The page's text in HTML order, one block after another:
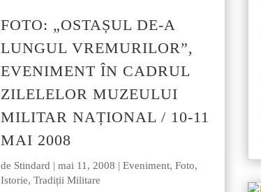
FOTO: „OSTAȘUL DE-A
LUNGUL VREMURILOR”,
EVENIMENT ÎN CADRUL
ZILELELOR MUZEULUI
MILITAR NAȚIONAL / 10-11
MAI 2008
de Stindard |mai 11, 2008 |Eveniment,Foto,
Istorie,Tradiții Militare